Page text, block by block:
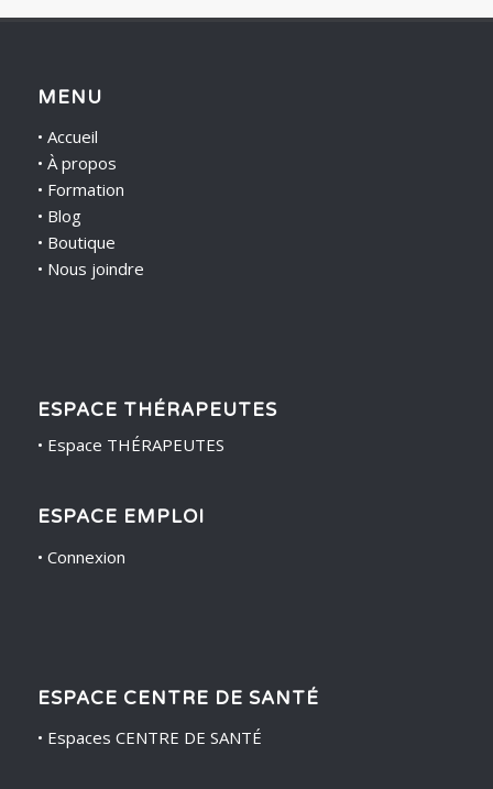
MENU
• Accueil
• À propos
• Formation
• Blog
• Boutique
• Nous joindre
ESPACE THÉRAPEUTES
• Espace THÉRAPEUTES
ESPACE EMPLOI
• Connexion
ESPACE CENTRE DE SANTÉ
• Espaces CENTRE DE SANTÉ